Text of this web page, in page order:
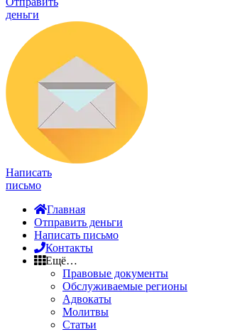
деньги
Написать
письмо
Главная
Отправить деньги
Написать письмо
Контакты
Ещё…
Правовые документы
Обслуживаемые регионы
Адвокаты
Молитвы
Статьи